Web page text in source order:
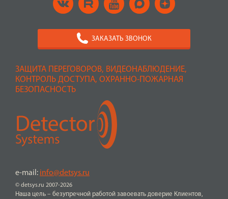
ЗАЩИТА ПЕРЕГОВОРОВ, ВИДЕОНАБЛЮДЕНИЕ,
КОНТРОЛЬ ДОСТУПА, ОХРАННО-ПОЖАРНАЯ
БЕЗОПАСНОСТЬ
© detsys.ru 2007-2026
e-mail: info@detsys.ru
Наша цель – безупречной работой завоевать доверие Клиентов,
ЗАКАЗАТЬ ЗВОНОК